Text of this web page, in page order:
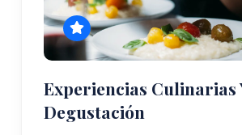
Experiencias Culinarias
Degustación